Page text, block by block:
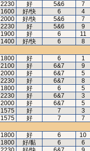
2230 好 5&6
7
1600 好/快 6
4
2000 好/快 5&6
7
2230 好 5&6
9
1900 好 6
11
1400 好/快 6
8
1800 好 6
1
2100 好 6&7
9
2000 好 6&7
5
2230 好 6&7
8
1800 好 6
5
2230 好 6&7
3
2000 好 6&7
5
1575 好 7
3
1575 好 7
7
1800 好 6
10
1800 好/黏 6
6